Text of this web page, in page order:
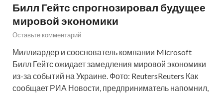
Билл Гейтс спрогнозировал будущее
мировой экономики
Оставьте комментарий
Миллиардер и сооснователь компании Microsoft
Билл Гейтс ожидает замедления мировой экономики
из-за событий на Украине. Фото: ReutersReuters Как
сообщает РИА Новости, предприниматель напомнил,